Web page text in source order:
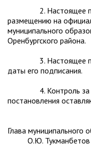
2. Настоящее
размещению на
муниципального
Оренбургского района.
3. Настоящее
даты его подписания.
4. Контроль за
постановления
Глава
О.Ю. Тукманбетов